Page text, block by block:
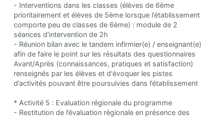
- Interventions dans les classes (élèves de 6ème
prioritairement et élèves de 5ème lorsque l’établissement
comporte peu de classes de 6ème) : module de 2
séances d’intervention de 2h
- Réunion bilan avec le tandem infirmier(e) / enseignant(e)
afin de faire le point sur les résultats des questionnaires
Avant/Après (connaissances, pratiques et satisfaction)
renseignés par les élèves et d'évoquer les pistes
d’activités pouvant être poursuivies dans l’établissement
* Activité 5 : Evaluation régionale du programme
- Restitution de l’évaluation régionale en présence des